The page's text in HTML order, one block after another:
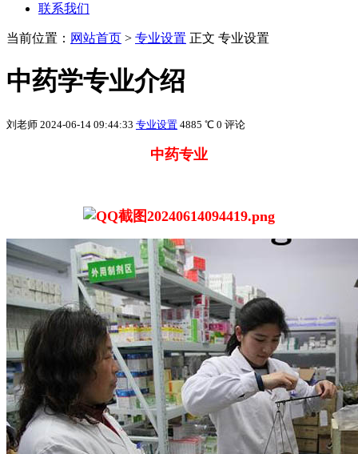
联系我们
当前位置： 网站首页 > 专业设置 正文 专业设置
中药学专业介绍
刘老师 2024-06-14 09:44:33 专业设置 4885 ℃ 0 评论
中药专业